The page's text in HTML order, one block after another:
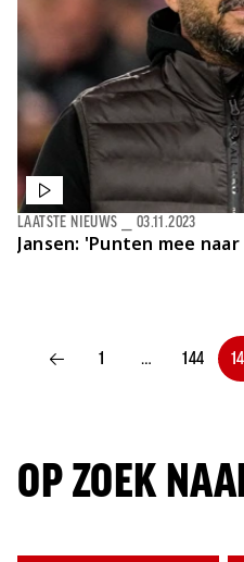
Jansen: 'Punten mee
LAATSTE NIEUWS 03.11.2023
VORIGE PAGINA
1 … 144
OP ZOEK